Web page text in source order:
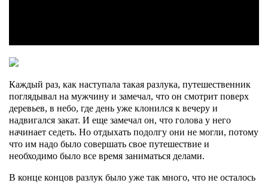
Каждый раз, как наступала такая разлука, путешественник
поглядывал на мужчину и замечал, что он смотрит поверх
деревьев, в небо, где день уже клонился к вечеру и
надвигался закат. И еще замечал он, что голова у него
начинает седеть. Но отдыхать подолгу они не могли, потому
что им надо было совершать свое путешествие и
необходимо было все время заниматься делами.
В конце концов разлук было уже так много, что не осталось